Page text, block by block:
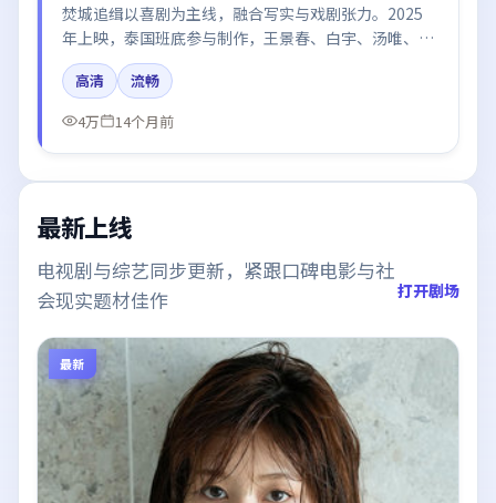
焚城追缉以喜剧为主线，融合写实与戏剧张力。2025
年上映，泰国班底参与制作，王景春、白宇、汤唯、倪
妮在片中呈现细腻表演，影像风格统一，配乐与剪辑强
化了情绪曲线。
高清
流畅
4万
14个月前
最新上线
电视剧与综艺同步更新，紧跟口碑电影与社
会现实题材佳作
打开剧场
最新